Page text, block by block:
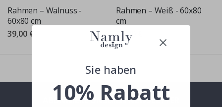
Rahmen – Walnuss -
60x80 cm
39,00 €
Rahmen – Weiß - 60x80
cm
39,00 €
ABONNIERE UNSEREN NEWSLETTER
Sie haben
10% Rabatt